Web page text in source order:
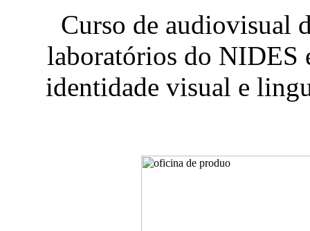
Curso de audiovisual
laboratórios do NIDES
identidade visual e